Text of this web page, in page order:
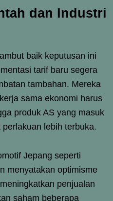
dan Industri
baik keputusan ini
tarif baru segera
tambahan. Mereka
sama ekonomi harus
produk AS yang masuk
lebih terbuka.
Jepang seperti
menyatakan optimisme
penjualan
saham beberapa